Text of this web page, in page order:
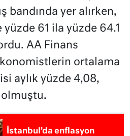
bandında yer alırken,
yüzde 61 ila yüzde 64.1
AA Finans
ortalama
aylık yüzde 4,08,
olmuştu.
İstanbul’da enflasyon